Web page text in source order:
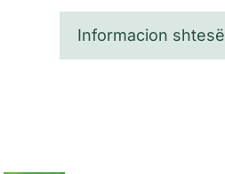
Informacion shtesë